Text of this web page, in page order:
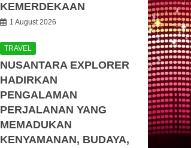
KEMERDEKAAN
1 August 2026
TRAVEL
NUSANTARA EXPLORER
HADIRKAN
PENGALAMAN
PERJALANAN YANG
MEMADUKAN
KENYAMANAN, BUDAYA,